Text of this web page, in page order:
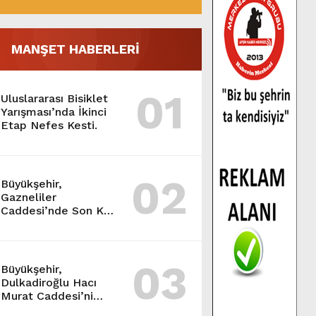
MANŞET HABERLERİ
Uluslararası Bisiklet
Yarışması’nda İkinci
Etap Nefes Kesti.
01
Büyükşehir,
Gazneliler
Caddesi’nde Son Kat
02
Büyükşehir,
Dulkadiroğlu Hacı
Murat Caddesi’ni
03